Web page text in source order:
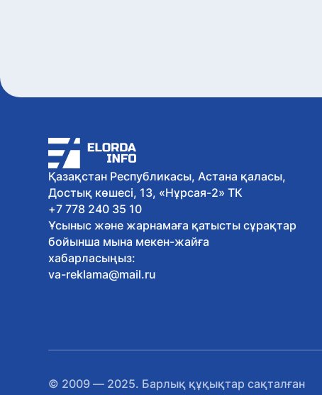
Қазақстан Республикасы, Астана қаласы,
Достық көшесі, 13, «Нұрсая-2» ТК
+7 778 240 35 10
Ұсыныс және жарнамаға қатысты сұрақтар
бойынша мына мекен-жайға
хабарласыңыз:
va-reklama@mail.ru
© 2009 — 2025. Барлық құқықтар сақталған